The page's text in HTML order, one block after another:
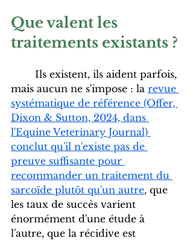
Que valent les
traitements existants ?
mais aucun ne s'impose : la revue
systématique de référence (Offer,
Dixon & Sutton, 2024, dans
l'Equine Veterinary Journal)
conclut qu'il n'existe pas de
preuve suffisante pour
recommander un traitement du
sarcoïde plutôt qu'un autre, que
les taux de succès varient
énormément d'une étude à
l'autre, que la récidive est